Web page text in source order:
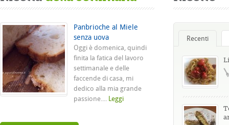
Panbrioche al Miele
senza uova
Oggi è domenica, quindi
finita la fatica del lavoro
settimanale e delle
faccende di casa, mi
dedico alla mia grande
passione.... Leggi
Recenti